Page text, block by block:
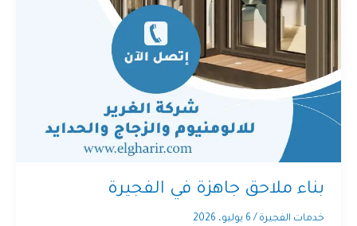
بناء ملاحق جاهزة في الفجيرة
خدمات الفجيرة / 6 يوليو، 2026